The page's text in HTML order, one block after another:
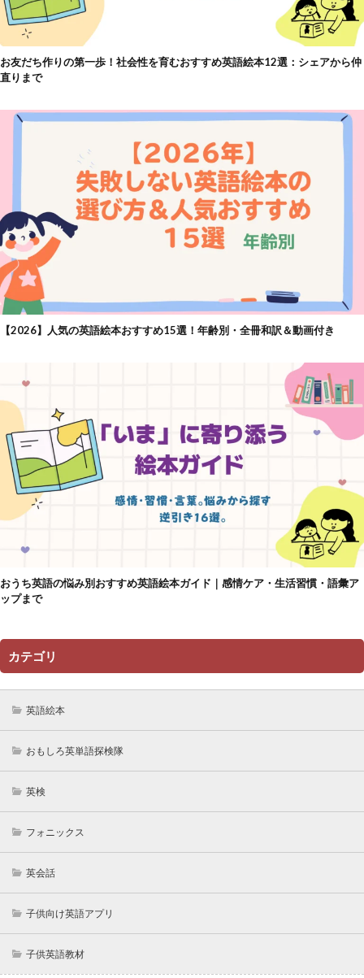
お友だち作りの第一歩！社会性を育むおすすめ英語絵本12選：シェアから仲
直りまで
【2026】人気の英語絵本おすすめ15選！年齢別・全冊和訳＆動画付き
おうち英語の悩み別おすすめ英語絵本ガイド｜感情ケア・生活習慣・語彙ア
ップまで
カテゴリ
英語絵本
おもしろ英単語探検隊
英検
フォニックス
英会話
子供向け英語アプリ
子供英語教材